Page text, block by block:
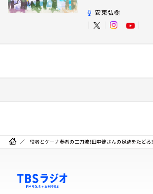
安東弘樹
役者とケーナ奏者の二刀流！田中健さんの足跡をたどる！